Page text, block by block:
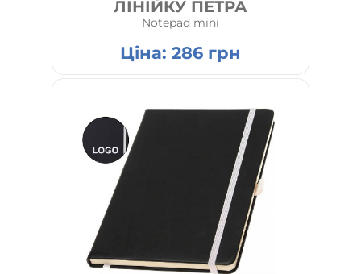
ЛІНІЙКУ ПЕТРА
Notepad mini
Ціна: 286 грн